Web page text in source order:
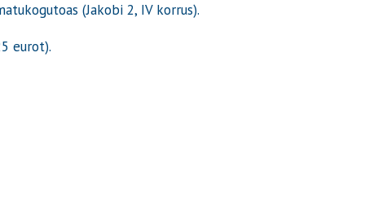
(Jakobi 2, IV korrus).
eurot).